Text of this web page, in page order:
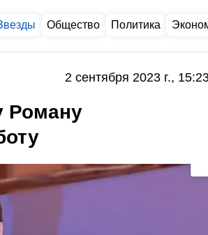
Общество Политика
2 сентября 2023 г.,
Роману